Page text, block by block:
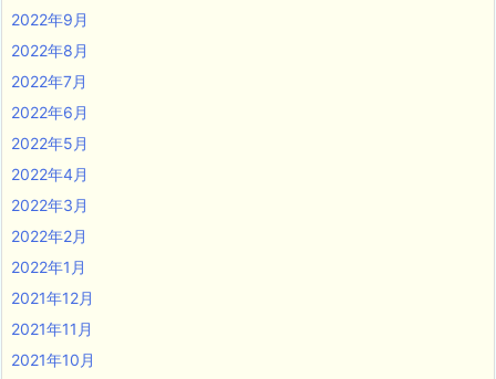
2022年9月
2022年8月
2022年7月
2022年6月
2022年5月
2022年4月
2022年3月
2022年2月
2022年1月
2021年12月
2021年11月
2021年10月